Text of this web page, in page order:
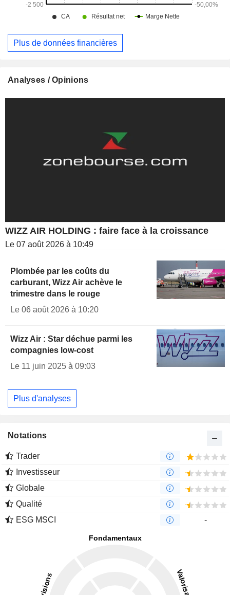
Plus de données financières
Analyses / Opinions
WIZZ AIR HOLDING : faire face à la croissance
Le 07 août 2026 à 10:49
Plombée par les coûts du
carburant, Wizz Air achève le
trimestre dans le rouge
Le 06 août 2026 à 10:20
Wizz Air : Star déchue parmi les
compagnies low-cost
Le 11 juin 2025 à 09:03
Plus d'analyses
Notations
Trader
Investisseur
Globale
Qualité
ESG MSCI
-